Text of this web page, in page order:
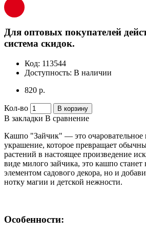
Для оптовых покупателей
система скидок.
Код: 113544
Доступность: В наличии
820 р.
Кол-во В корзину
В закладки В сравнение
Кашпо "Зайчик" — это очаровательное
украшение, которое превращает
растений в настоящее произведение
виде милого зайчика, это кашпо
элементом садового декора, но и
нотку магии и детской нежности.
Особенности: